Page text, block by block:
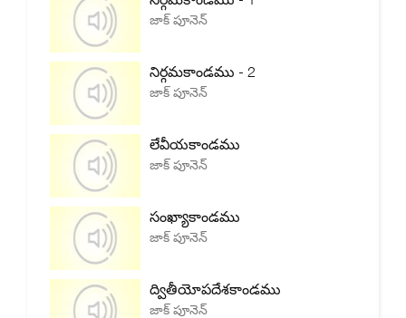
జాక్ పూనెన్
నిర్గమకాండము - 2
జాక్ పూనెన్
లేవీయకాండము
జాక్ పూనెన్
సంఖ్యాకాండము
జాక్ పూనెన్
ద్వితీయోపదేశకాండము
జాక్ పూనెన్